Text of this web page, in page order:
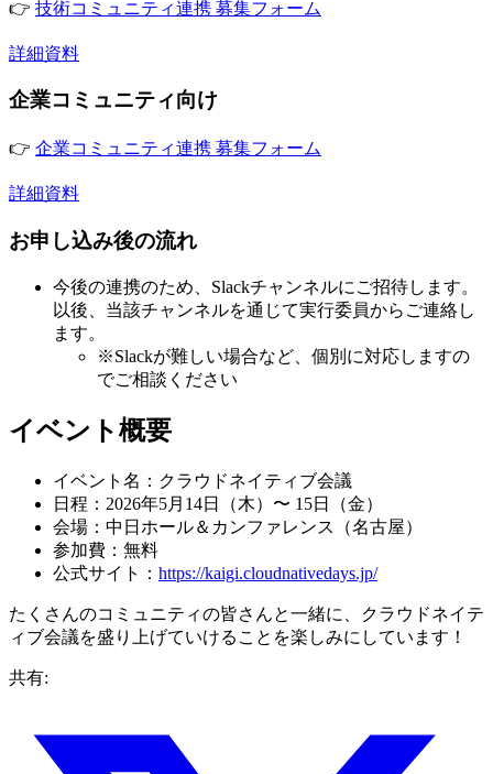
👉 技術コミュニティ連携 募集フォーム
詳細資料
企業コミュニティ向け
👉 企業コミュニティ連携 募集フォーム
詳細資料
お申し込み後の流れ
今後の連携のため、Slackチャンネルにご招待します。
以後、当該チャンネルを通じて実行委員からご連絡し
ます。
※Slackが難しい場合など、個別に対応しますの
でご相談ください
イベント概要
イベント名：クラウドネイティブ会議
日程：2026年5月14日（木）〜 15日（金）
会場：中日ホール＆カンファレンス（名古屋）
参加費：無料
公式サイト： https://kaigi.cloudnativedays.jp/
たくさんのコミュニティの皆さんと一緒に、クラウドネイテ
ィブ会議を盛り上げていけることを楽しみにしています！
共有: